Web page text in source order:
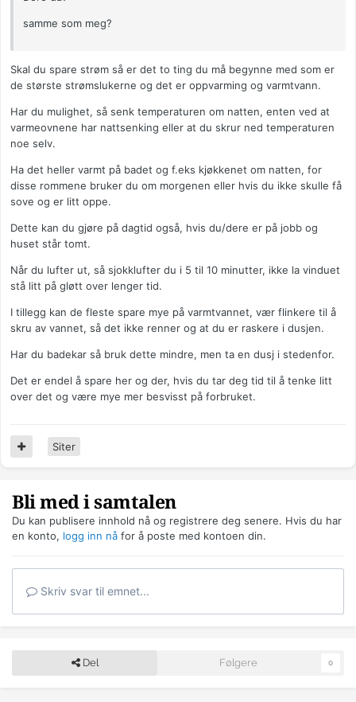
samme som meg?
Skal du spare strøm så er det to ting du må begynne med som er
de største strømslukerne og det er oppvarming og varmtvann.
Har du mulighet, så senk temperaturen om natten, enten ved at
varmeovnene har nattsenking eller at du skrur ned temperaturen
noe selv.
Ha det heller varmt på badet og f.eks kjøkkenet om natten, for
disse rommene bruker du om morgenen eller hvis du ikke skulle få
sove og er litt oppe.
Dette kan du gjøre på dagtid også, hvis du/dere er på jobb og
huset står tomt.
Når du lufter ut, så sjokklufter du i 5 til 10 minutter, ikke la vinduet
stå litt på gløtt over lenger tid.
I tillegg kan de fleste spare mye på varmtvannet, vær flinkere til å
skru av vannet, så det ikke renner og at du er raskere i dusjen.
Har du badekar så bruk dette mindre, men ta en dusj i stedenfor.
Det er endel å spare her og der, hvis du tar deg tid til å tenke litt
over det og være mye mer besvisst på forbruket.
Siter
Bli med i samtalen
Du kan publisere innhold nå og registrere deg senere. Hvis du har
en konto, logg inn nå for å poste med kontoen din.
Skriv svar til emnet...
Del Følgere 0